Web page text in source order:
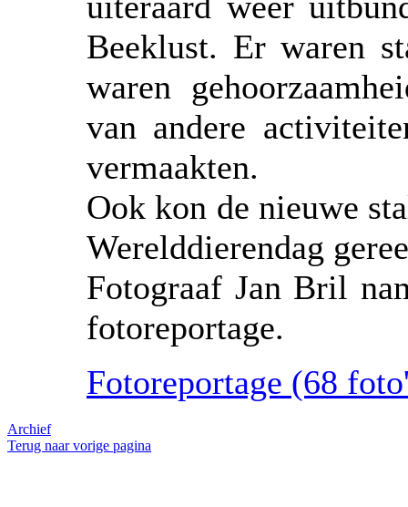
Beeklust. Er waren
waren
van andere
vermaakten.
Ook kon de nieuwe
Werelddierendag
Fotograaf Jan Bril
fotoreportage.
Fotoreportage (68
Archief
Terug naar vorige pagina